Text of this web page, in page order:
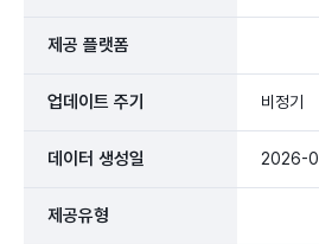
제공 플랫폼
업데이트 주기 비정기
데이터 생성일 2026-
제공유형